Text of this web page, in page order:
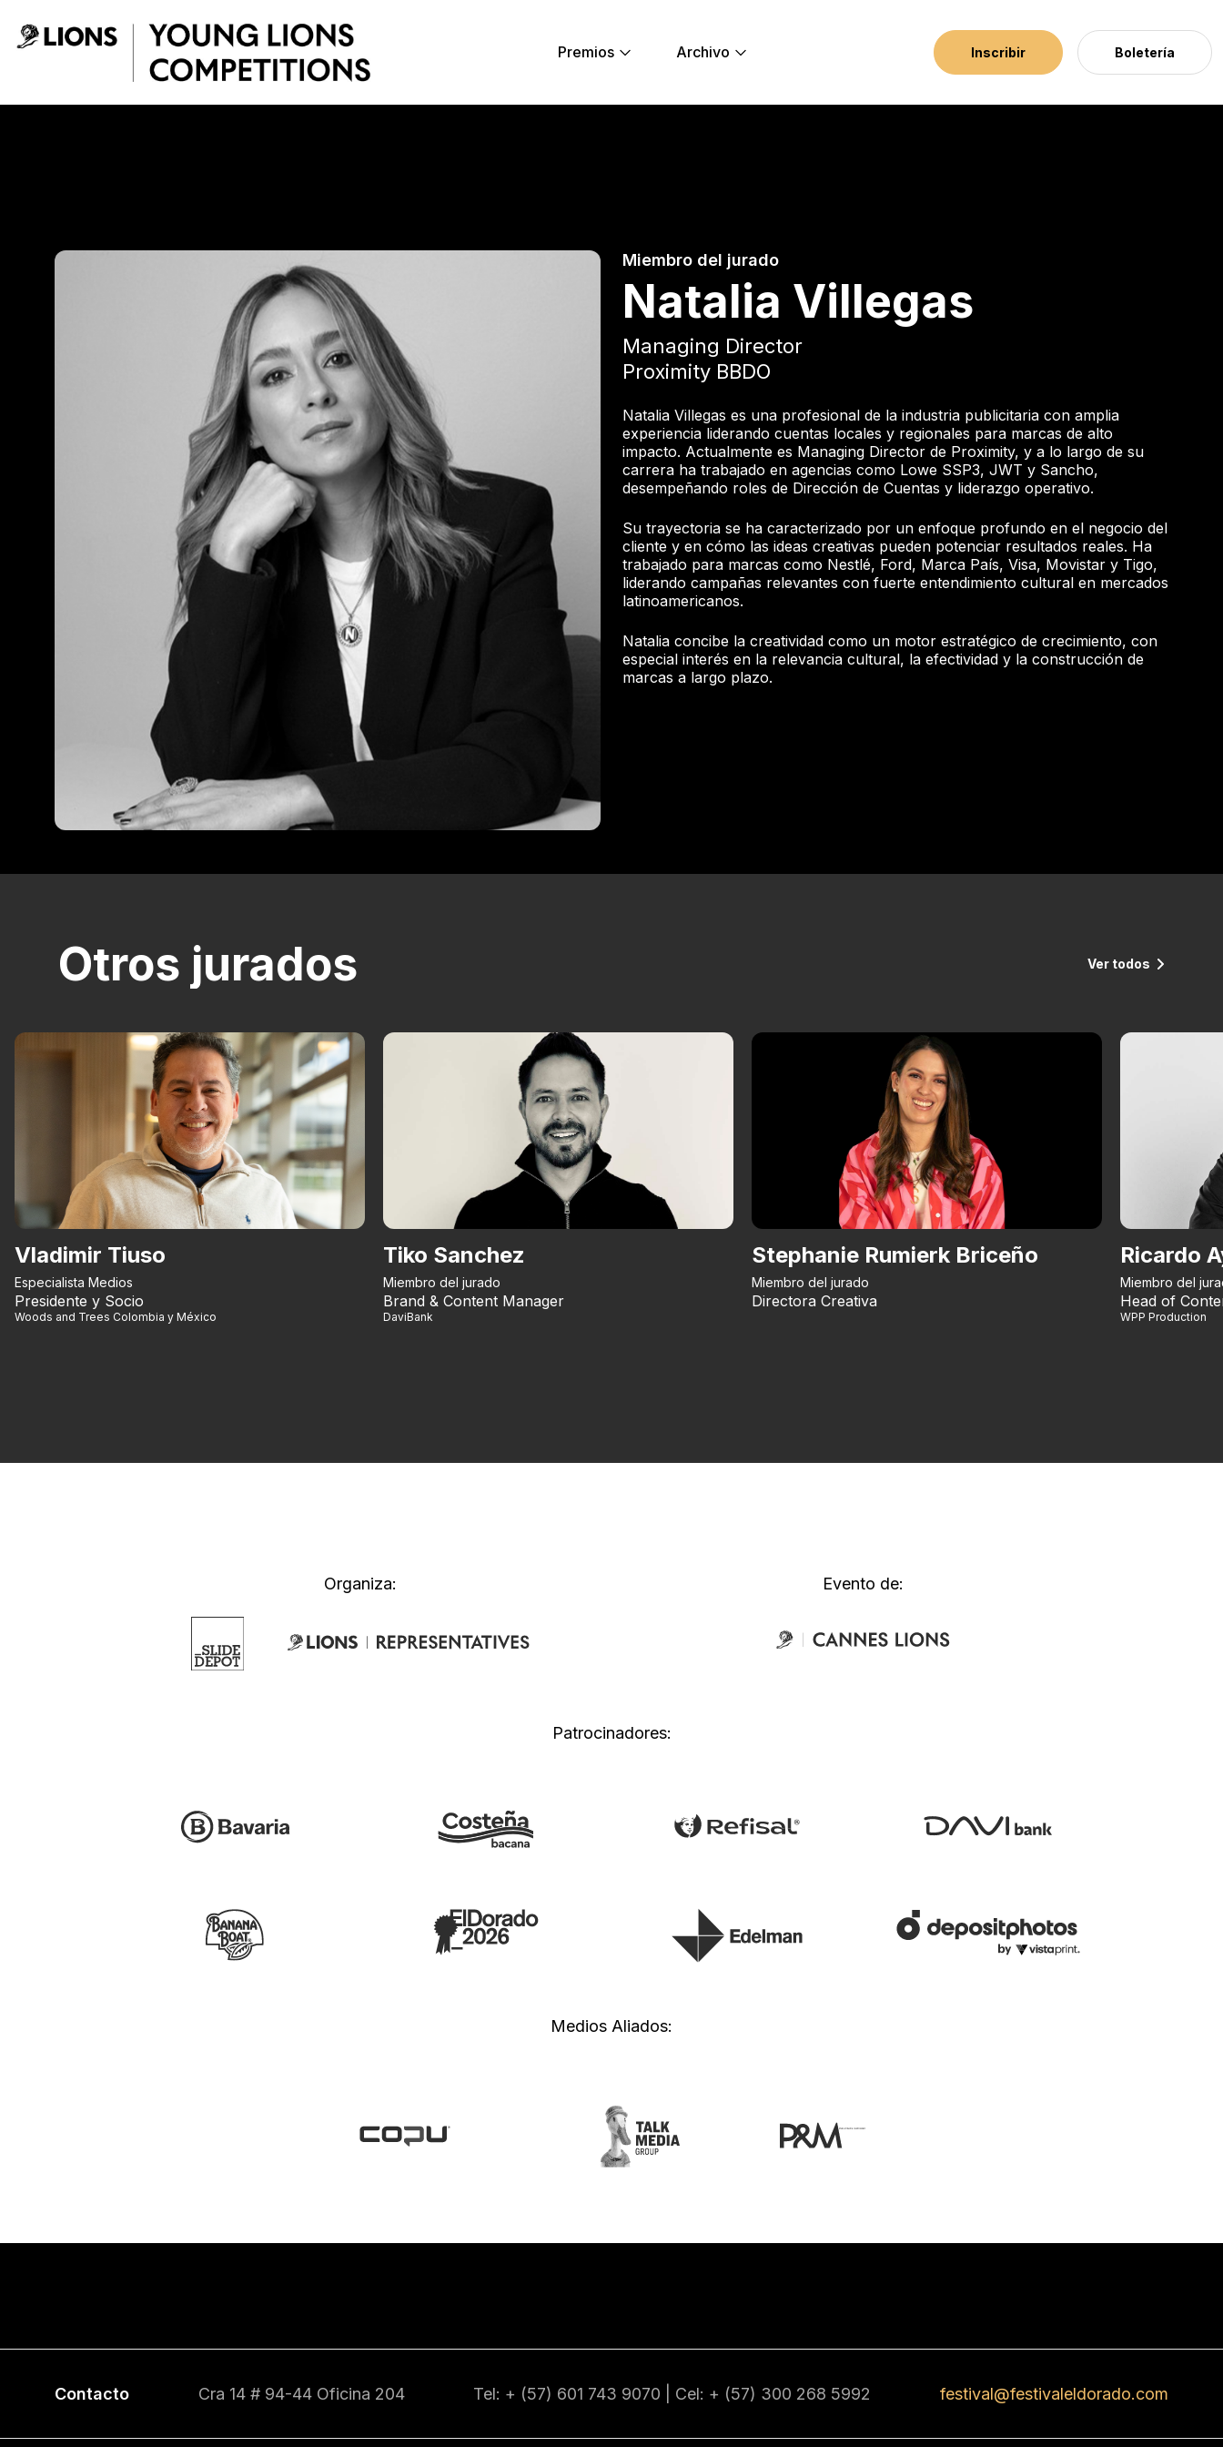
Premios
Archivo Inscribir Boletería
Miembro del jurado
Natalia Villegas
Managing Director
Proximity BBDO
Natalia Villegas es una profesional de la industria publicitaria con amplia
experiencia liderando cuentas locales y regionales para marcas de alto
impacto. Actualmente es Managing Director de Proximity, y a lo largo de su
carrera ha trabajado en agencias como Lowe SSP3, JWT y Sancho,
desempeñando roles de Dirección de Cuentas y liderazgo operativo.
Su trayectoria se ha caracterizado por un enfoque profundo en el negocio del
cliente y en cómo las ideas creativas pueden potenciar resultados reales. Ha
trabajado para marcas como Nestlé, Ford, Marca País, Visa, Movistar y Tigo,
liderando campañas relevantes con fuerte entendimiento cultural en mercados
latinoamericanos.
Natalia concibe la creatividad como un motor estratégico de crecimiento, con
especial interés en la relevancia cultural, la efectividad y la construcción de
marcas a largo plazo.
Otros jurados Ver todos
Vladimir Tiuso
Especialista Medios
Presidente y Socio
Woods and Trees Colombia y México
Tiko Sanchez
Miembro del jurado
Brand & Content Manager
DaviBank
Stephanie Rumierk Briceño
Miembro del jurado
Directora Creativa
Ricardo
Miembro del
Head of
WPP Production
Organiza: Evento de:
Patrocinadores:
Medios Aliados:
Contacto Cra 14 # 94-44 Oficina 204 Tel: + (57) 601 743 9070 | Cel: + (57) 300 268 5992 festival@festivaleldorado.com